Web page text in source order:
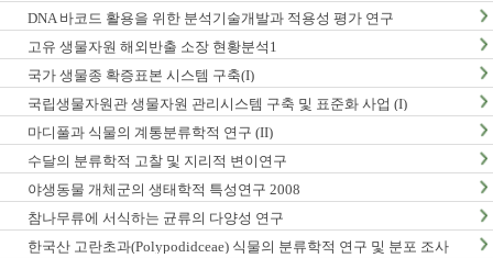
: I. 꿀풀과
DNA 바코드 활용을 위한 분석기술개발과 적용성 평가 연구
고유 생물자원 해외반출 소장 현황분석1
국가 생물종 확증표본 시스템 구축(I)
국립생물자원관 생물자원 관리시스템 구축 및 표준화 사업 (I)
마디풀과 식물의 계통분류학적 연구 (II)
수달의 분류학적 고찰 및 지리적 변이연구
야생동물 개체군의 생태학적 특성연구 2008
참나무류에 서식하는 균류의 다양성 연구
한국산 고란초과(Polypodidceae) 식물의 분류학적 연구 및 분포 조사